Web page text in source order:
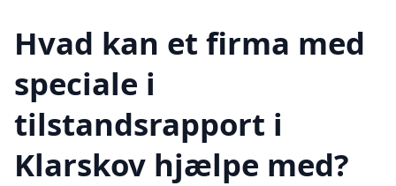
Hvad kan et firma med
speciale i
tilstandsrapport i
Klarskov hjælpe med?